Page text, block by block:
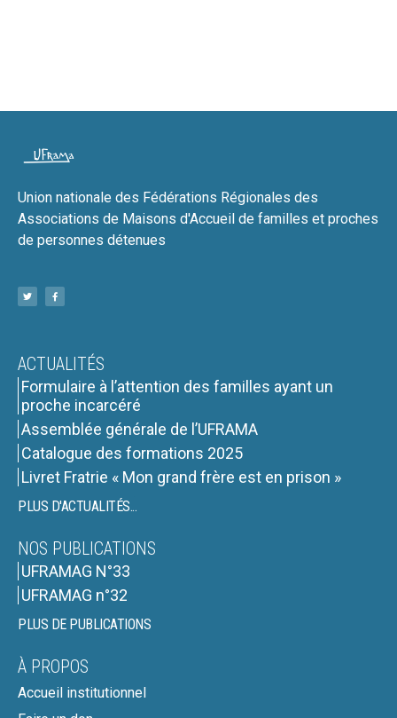
Union nationale des Fédérations Régionales des
Associations de Maisons d'Accueil de familles et proches
de personnes détenues
ACTUALITÉS
Formulaire à l’attention des familles ayant un
proche incarcéré
Assemblée générale de l’UFRAMA
Catalogue des formations 2025
Livret Fratrie « Mon grand frère est en prison »
PLUS D'ACTUALITÉS...
NOS PUBLICATIONS
UFRAMAG N°33
UFRAMAG n°32
PLUS DE PUBLICATIONS
À PROPOS
Accueil institutionnel